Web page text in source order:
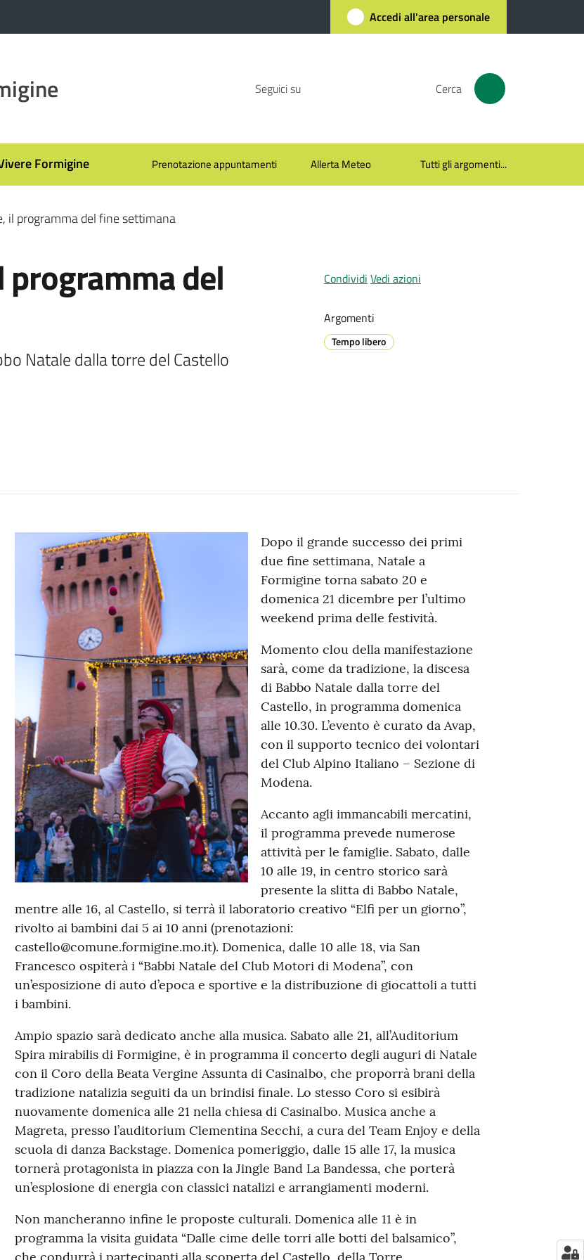
Accedi all'area personale
Seguici su Cerca
Formigine Prenotazione appuntamenti Allerta Meteo Tutti gli argomenti...
il programma del fine settimana
programma del
Natale dalla torre del Castello
Condividi Vedi azioni
Argomenti
Tempo libero
Contenuto
Dopo il grande successo dei primi
due fine settimana, Natale a
Formigine torna sabato 20 e
domenica 21 dicembre per l’ultimo
weekend prima delle festività.
Momento clou della manifestazione
sarà, come da tradizione, la discesa
di Babbo Natale dalla torre del
Castello, in programma domenica
alle 10.30. L’evento è curato da Avap,
con il supporto tecnico dei volontari
del Club Alpino Italiano – Sezione di
Modena.
Accanto agli immancabili mercatini,
il programma prevede numerose
attività per le famiglie. Sabato, dalle
10 alle 19, in centro storico sarà
presente la slitta di Babbo Natale,
mentre alle 16, al Castello, si terrà il laboratorio creativo “Elfi per un giorno”,
rivolto ai bambini dai 5 ai 10 anni (prenotazioni:
castello@comune.formigine.mo.it). Domenica, dalle 10 alle 18, via San
Francesco ospiterà i “Babbi Natale del Club Motori di Modena”, con
un’esposizione di auto d’epoca e sportive e la distribuzione di giocattoli a tutti
i bambini.
Ampio spazio sarà dedicato anche alla musica. Sabato alle 21, all’Auditorium
Spira mirabilis di Formigine, è in programma il concerto degli auguri di Natale
con il Coro della Beata Vergine Assunta di Casinalbo, che proporrà brani della
tradizione natalizia seguiti da un brindisi finale. Lo stesso Coro si esibirà
nuovamente domenica alle 21 nella chiesa di Casinalbo. Musica anche a
Magreta, presso l’auditorium Clementina Secchi, a cura del Team Enjoy e della
scuola di danza Backstage. Domenica pomeriggio, dalle 15 alle 17, la musica
tornerà protagonista in piazza con la Jingle Band La Bandessa, che porterà
un’esplosione di energia con classici natalizi e arrangiamenti moderni.
Non mancheranno infine le proposte culturali. Domenica alle 11 è in
programma la visita guidata “Dalle cime delle torri alle botti del balsamico”,
che condurrà i partecipanti alla scoperta del Castello, della Torre